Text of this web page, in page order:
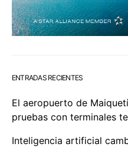
ENTRADAS RECIENTES
El aeropuerto de
pruebas con terminales
Inteligencia artificial